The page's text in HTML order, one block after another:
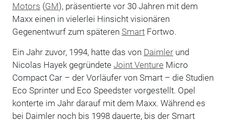
Motors (GM), präsentierte vor 30 Jahren mit dem
Maxx einen in vielerlei Hinsicht visionären
Gegenentwurf zum späteren SmartFortwo.
Ein Jahr zuvor, 1994, hatte das von Daimlerund
Nicolas Hayek gegründete Joint Venture Micro
Compact Car – der Vorläufer von Smart – die Studien
Eco Sprinter und Eco Speedster vorgestellt. Opel
konterte im Jahr darauf mit dem Maxx. Während es
bei Daimler noch bis 1998 dauerte, bis der Smart